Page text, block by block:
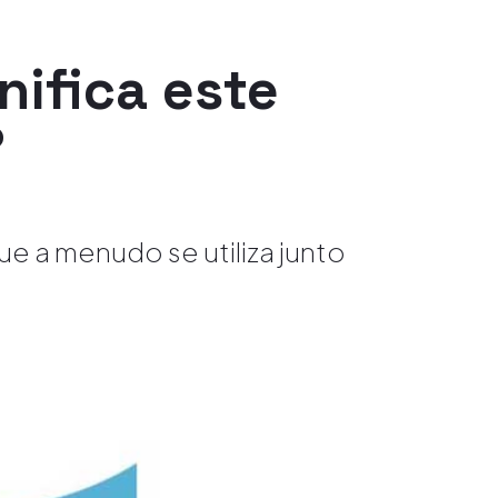
este
a menudo se utiliza junto